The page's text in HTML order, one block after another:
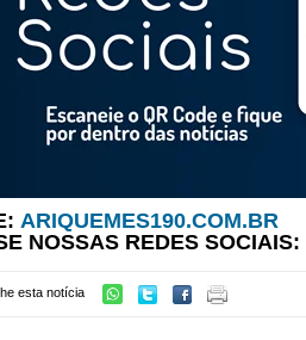
ARIQUEMES190.COM.BR
NOSSAS REDES SOCIAIS:
esta notícia